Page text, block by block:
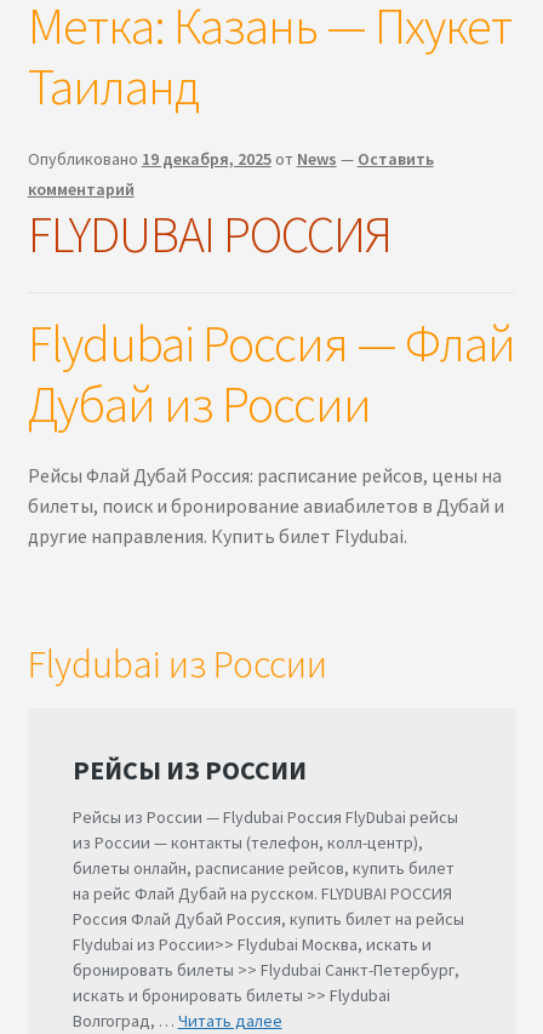
Метка: Казань — Пхукет
Таиланд
Опубликовано 19 декабря, 2025 от News — Оставить
комментарий
FLYDUBAI РОССИЯ
Flydubai Россия — Флай
Дубай из России
Рейсы Флай Дубай Россия: расписание рейсов, цены на
билеты, поиск и бронирование авиабилетов в Дубай и
другие направления. Купить билет Flydubai.
Flydubai из России